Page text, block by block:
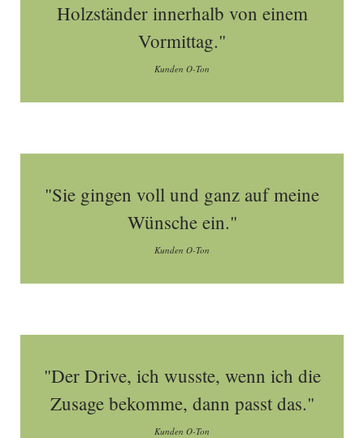
Holzständer innerhalb von einem
Vormittag."
Kunden O-Ton
"Sie gingen voll und ganz auf meine
Wünsche ein."
Kunden O-Ton
"Der Drive, ich wusste, wenn ich die
Zusage bekomme, dann passt das."
Kunden O-Ton